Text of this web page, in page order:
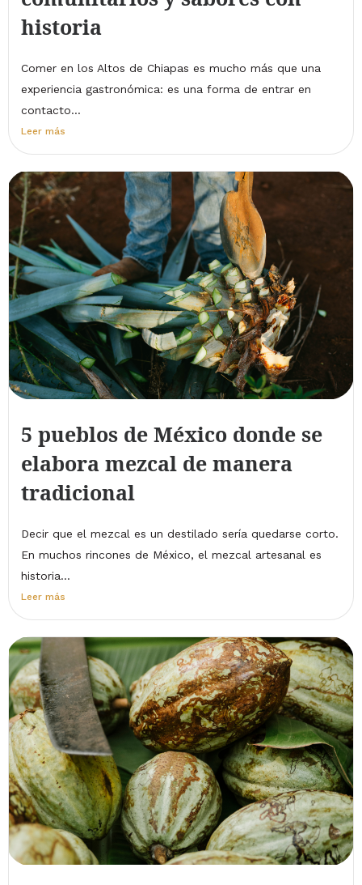
historia
Comer en los Altos de Chiapas es mucho más que una
experiencia gastronómica: es una forma de entrar en
contacto...
Leer más
5 pueblos de México donde se
elabora mezcal de manera
tradicional
Decir que el mezcal es un destilado sería quedarse corto.
En muchos rincones de México, el mezcal artesanal es
historia...
Leer más